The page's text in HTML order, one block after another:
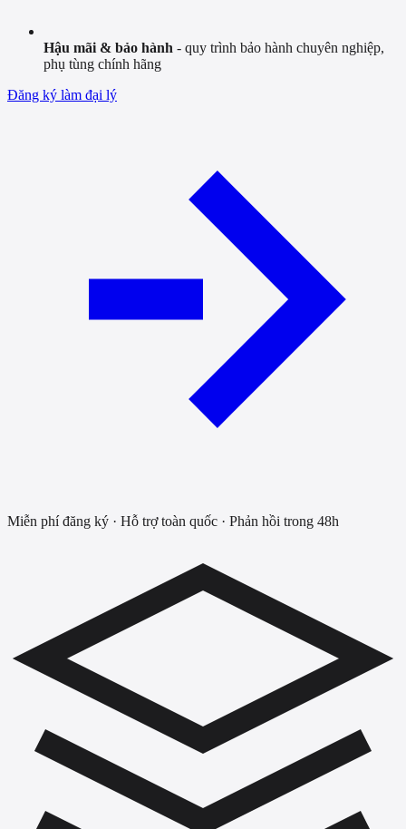
Hậu mãi & bảo hành - quy trình bảo hành chuyên nghiệp,
phụ tùng chính hãng
Đăng ký làm đại lý
Miễn phí đăng ký · Hỗ trợ toàn quốc · Phản hồi trong 48h